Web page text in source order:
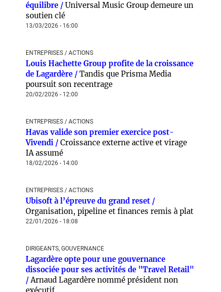
équilibre / Universal Music Group demeure un
soutien clé
13/03/2026 - 16:00
ENTREPRISES / ACTIONS
Louis Hachette Group profite de la croissance
de Lagardère / Tandis que Prisma Media
poursuit son recentrage
20/02/2026 - 12:00
ENTREPRISES / ACTIONS
Havas valide son premier exercice post-
Vivendi / Croissance externe active et virage
IA assumé
18/02/2026 - 14:00
ENTREPRISES / ACTIONS
Ubisoft à l’épreuve du grand reset /
Organisation, pipeline et finances remis à plat
22/01/2026 - 18:08
DIRIGEANTS, GOUVERNANCE
Lagardère opte pour une gouvernance
dissociée pour ses activités de "Travel Retail"
/Arnaud Lagardère nommé président non